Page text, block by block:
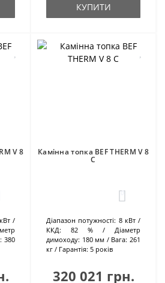
КУПИТИ
V 8
380
Камінна топка BEF THERM V 8
C
0
Діапазон потужності: 8 кВт
ККД:
82 %
Діаметр
димоходу: 180 мм Вага: 261
кг
Гарантія: 5 років
320 021 грн.